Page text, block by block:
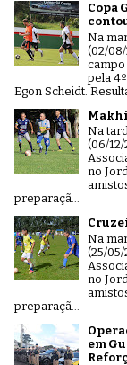
Copa
Na
(02/
campo
pela
Egon Scheidt.
Na
(06/
no
preparaçã...
Na
(25/
no
preparaçã...
em